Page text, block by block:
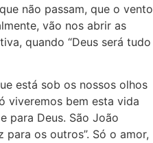
não passam, que o vento
vão nos abrir as
quando “Deus será tudo
está sob os nossos olhos
viveremos bem esta vida
para Deus. São João
para os outros”. Só o amor,